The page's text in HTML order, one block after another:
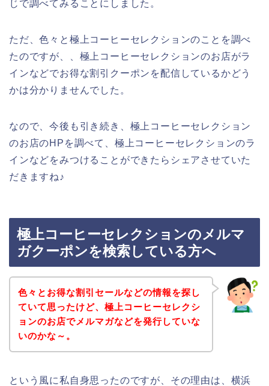
じで調べてみることにしました。
ただ、色々と極上コーヒーセレクションのことを調べ
たのですが、、極上コーヒーセレクションのお店がラ
インなどでお得な割引クーポンを配信しているかどう
かは分かりませんでした。
なので、今後も引き続き、極上コーヒーセレクション
のお店のHPを調べて、極上コーヒーセレクションのラ
インなどをみつけることができたらシェアさせていた
だきますね♪
極上コーヒーセレクションのメルマ
ガクーポンを検索している方へ
色々とお得な割引セールなどの情報を探し
ていて思ったけど、極上コーヒーセレクシ
ョンのお店でメルマガなどを発行していな
いのかな～。
という風に私自身思ったのですが、その理由は、横浜